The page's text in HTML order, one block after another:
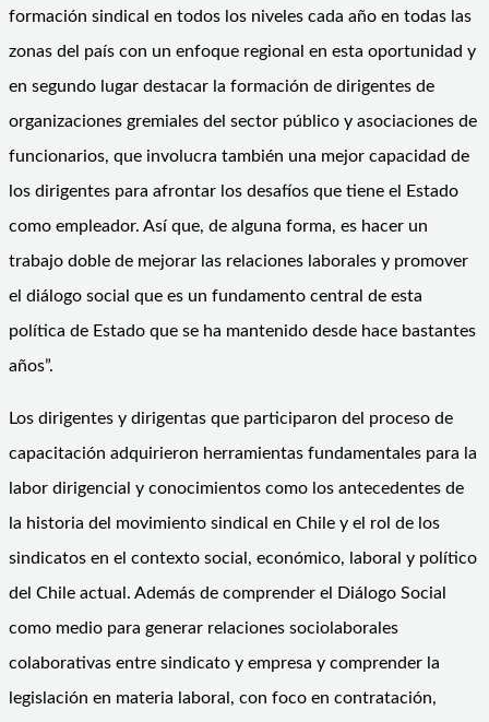
formación sindical en todos los niveles cada año en todas las
zonas del país con un enfoque regional en esta oportunidad y
en segundo lugar destacar la formación de dirigentes de
organizaciones gremiales del sector público y asociaciones de
funcionarios, que involucra también una mejor capacidad de
los dirigentes para afrontar los desafíos que tiene el Estado
como empleador. Así que, de alguna forma, es hacer un
trabajo doble de mejorar las relaciones laborales y promover
el diálogo social que es un fundamento central de esta
política de Estado que se ha mantenido desde hace bastantes
años”.
Los dirigentes y dirigentas que participaron del proceso de
capacitación adquirieron herramientas fundamentales para la
labor dirigencial y conocimientos como los antecedentes de
la historia del movimiento sindical en Chile y el rol de los
sindicatos en el contexto social, económico, laboral y político
del Chile actual. Además de comprender el Diálogo Social
como medio para generar relaciones sociolaborales
colaborativas entre sindicato y empresa y comprender la
legislación en materia laboral, con foco en contratación,